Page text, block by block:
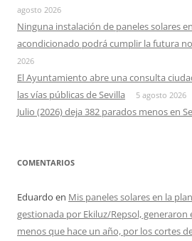
agosto 2026
Ninguna instalación de paneles solares
acondicionado podrá cumplir la futura
2026
El Ayuntamiento abre una consulta
las vías públicas de Sevilla
5 agosto 2026
Julio (2026) deja 382 parados menos en
COMENTARIOS
Eduardo en Mis paneles solares en la
gestionada por Ekiluz/Repsol, generaron
menos que hace un año, por los cortes